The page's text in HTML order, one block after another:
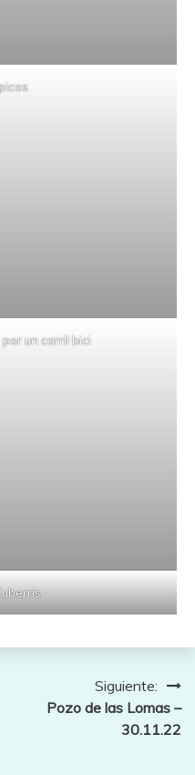
un carril bici
Siguiente:
Pozo de las Lomas –
30.11.22